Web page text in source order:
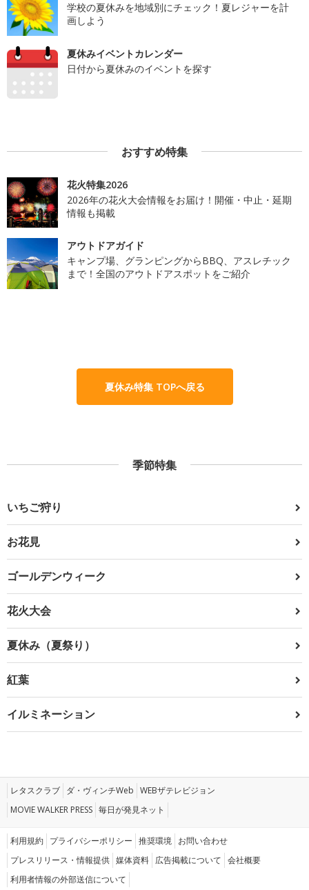
学校の夏休みを地域別にチェック！夏レジャーを計
画しよう
夏休みイベントカレンダー
日付から夏休みのイベントを探す
おすすめ特集
花火特集2026
2026年の花火大会情報をお届け！開催・中止・延期
情報も掲載
アウトドアガイド
キャンプ場、グランピングからBBQ、アスレチック
まで！全国のアウトドアスポットをご紹介
夏休み特集 TOPへ戻る
季節特集
いちご狩り
お花見
ゴールデンウィーク
花火大会
夏休み（夏祭り）
紅葉
イルミネーション
レタスクラブ ダ・ヴィンチWeb WEBザテレビジョン
MOVIE WALKER PRESS 毎日が発見ネット
利用規約 プライバシーポリシー 推奨環境 お問い合わせ
プレスリリース・情報提供 媒体資料 広告掲載について 会社概要
利用者情報の外部送信について